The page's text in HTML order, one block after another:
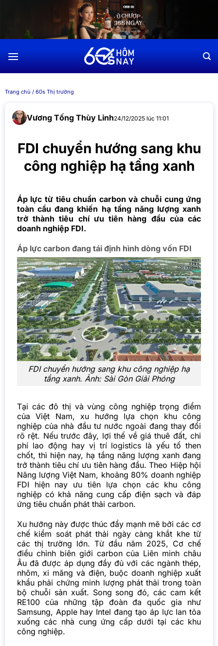
dung
Trang chủ / 60s Thị trường
Vương Tống Thùy Linh24/12/2025 lúc 11:01
FDI chuyển hướng sang khu
công nghiệp hạ tầng xanh
Áp lực từ tiêu chuẩn carbon và chuỗi cung ứng
toàn cầu đang khiến hạ tầng năng lượng xanh
trở thành tiêu chí ưu tiên hàng đầu của các
doanh nghiệp FDI.
Áp lực carbon đang tái định hình dòng vốn FDI
FDI chuyển hướng sang khu công nghiệp hạ
tầng xanh. Ảnh: Sài Gòn Giải Phóng
Tại các đô thị và vùng công nghiệp trọng điểm
của Việt Nam, xu hướng lựa chọn khu công
nghiệp của nhà đầu tư nước ngoài đang thay đổi
rõ rệt. Nếu trước đây, lợi thế về giá thuê đất, chi
phí lao động hay vị trí logistics là yếu tố then
chốt, thì hiện nay, hạ tầng năng lượng xanh đang
trở thành tiêu chí ưu tiên hàng đầu. Theo Hiệp hội
Năng lượng Việt Nam, khoảng 80% doanh nghiệp
FDI hiện nay ưu tiên lựa chọn các khu công
nghiệp có khả năng cung cấp điện sạch và đáp
ứng tiêu chuẩn phát thải carbon.
Xu hướng này được thúc đẩy mạnh mẽ bởi các cơ
chế kiểm soát phát thải ngày càng khắt khe từ
các thị trường lớn. Từ đầu năm 2025, Cơ chế
điều chỉnh biên giới carbon của Liên minh châu
Âu đã được áp dụng đầy đủ với các ngành thép,
nhôm, xi măng và điện, buộc doanh nghiệp xuất
khẩu phải chứng minh lượng phát thải trong toàn
bộ chuỗi sản xuất. Song song đó, các cam kết
RE100 của những tập đoàn đa quốc gia như
Samsung, Apple hay Intel đang tạo áp lực lan tỏa
xuống các nhà cung ứng cấp dưới tại các khu
công nghiệp.